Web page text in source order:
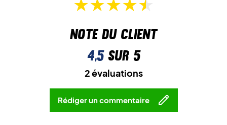
Note du client
4,5sur 5
2 évaluations
Rédiger un commentaire